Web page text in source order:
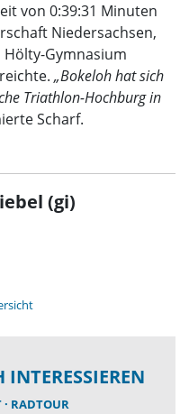
von 0:39:31 Minuten
Niedersachsen,
Gymnasium
„Bokeloh hat sich
Triathlon-Hochburg in
Scharf.
(gi)
RADTOUR